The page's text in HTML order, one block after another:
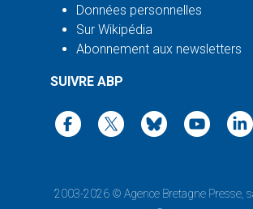
Données personnelles
Sur Wikipédia
Abonnement aux newsletters
SUIVRE ABP
2003-2026 © Agence Bretagne Presse,